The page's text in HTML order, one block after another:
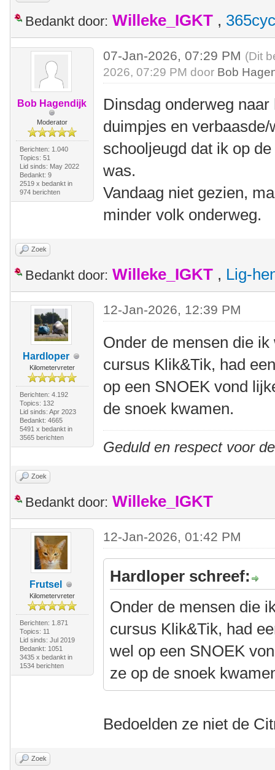
Bedankt door: Willeke_IGKT ,
Bob Hagendijk
Moderator
Berichten: 1.040
Topics: 51
Lid sinds: May 2022
Bedankt: 9
2519 x bedankt in
974 berichten
07-Jan-2026, 07:29 PM (Dit
2026, 07:29 PM door Bob
Dinsdag onderweg
duimpjes en
schooljeugd dat ik op
was.
Vandaag niet gezien,
minder volk onderweg.
Zoek
Bedankt door: Willeke_IGKT , Lig-
Hardloper
Kilometervreter
Berichten: 4.192
Topics: 132
Lid sinds: Apr 2023
Bedankt: 4665
5491 x bedankt in
3565 berichten
12-Jan-2026, 12:39 PM
Onder de mensen die
cursus Klik&Tik, had
op een SNOEK vond
de snoek kwamen.
Geduld en respect voor
Zoek
Bedankt door: Willeke_IGKT
Frutsel
Kilometervreter
Berichten: 1.871
Topics: 11
Lid sinds: Jul 2019
Bedankt: 1051
3435 x bedankt in
1534 berichten
12-Jan-2026, 01:42 PM
Hardloper schreef:
Onder de mensen die
cursus Klik&Tik, had
wel op een SNOEK
ze op de snoek
Bedoelden ze niet de
Zoek